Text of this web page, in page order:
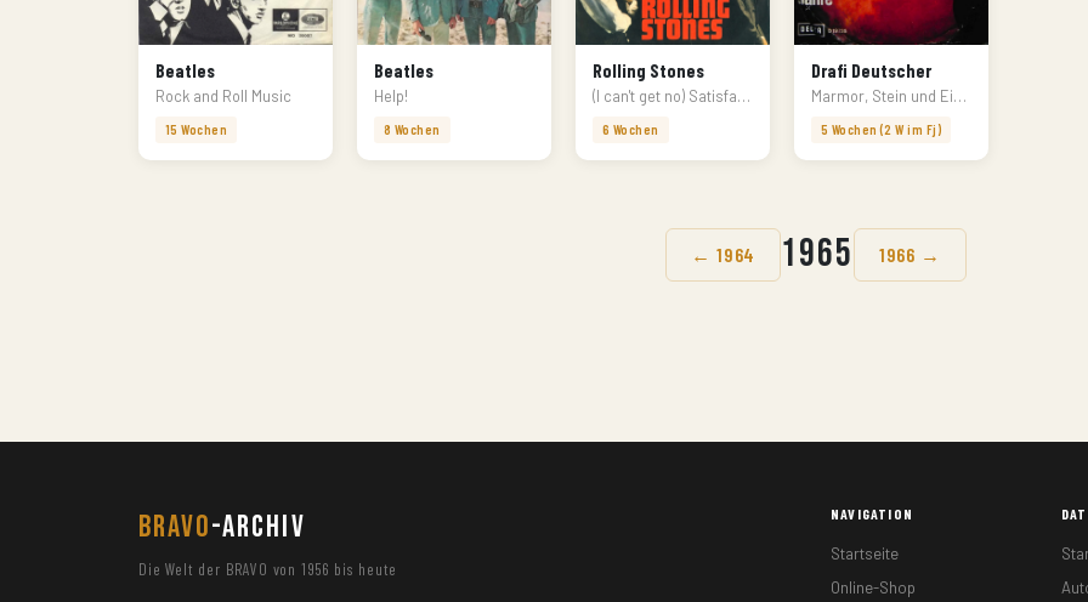
Beatles
Rock and Roll Music
15 Wochen
Beatles
Help!
8 Wochen
Rolling Stones
(I can't get no) Satisfaction
6 Wochen
Drafi Deutscher
Marmor, Stein und Eisen bricht
5 Wochen (2 W im Fj)
← 1964 1965 1966 →
BRAVO-ARCHIV
Die Welt der BRAVO von 1956 bis heute
NAVIGATION
Startseite
Online-Shop